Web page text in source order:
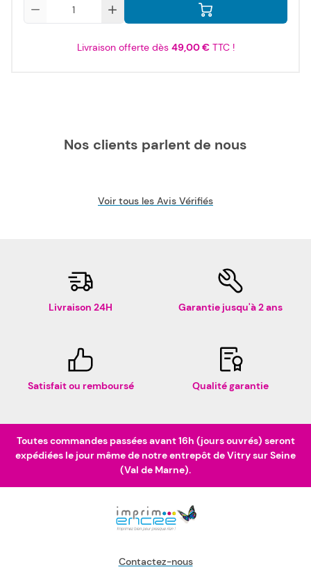
Livraison offerte dès 49,00 €TTC !
Nos clients parlent de nous
Voir tous les Avis Vérifiés
Livraison 24H Garantie jusqu'à 2 ans
Satisfait ou remboursé Qualité garantie
Toutes commandes passées avant 16h (jours ouvrés) seront
expédiées le jour même de notre entrepôt de Vitry sur Seine
(Val de Marne).
Contactez-nous